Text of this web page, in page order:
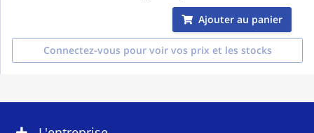
Ajouter au panier
Connectez-vous pour voir vos prix et les stocks